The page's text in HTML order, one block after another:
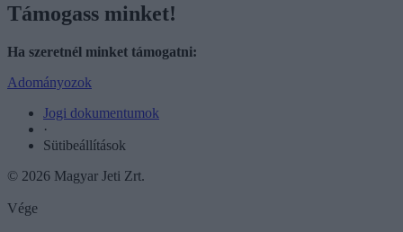
Támogass minket!
Ha szeretnél minket támogatni:
Adományozok
Jogi dokumentumok
·
Sütibeállítások
© 2026 Magyar Jeti Zrt.
Vége